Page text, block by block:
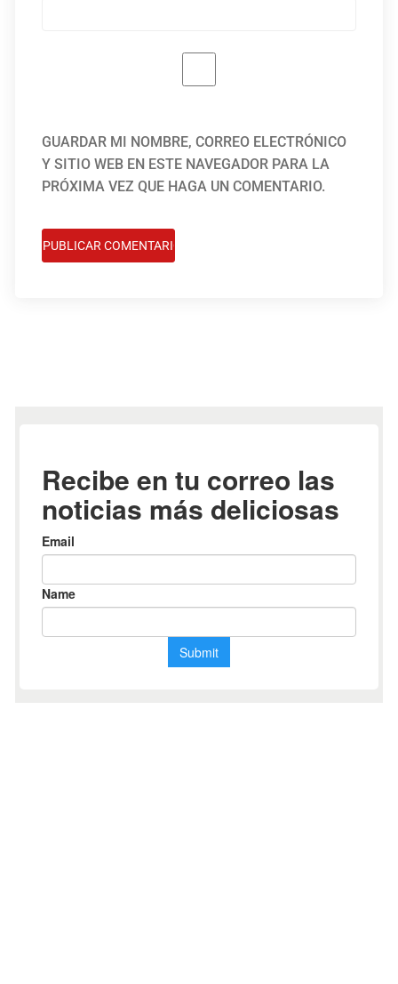
GUARDAR MI NOMBRE, CORREO ELECTRÓNICO
Y SITIO WEB EN ESTE NAVEGADOR PARA LA
PRÓXIMA VEZ QUE HAGA UN COMENTARIO.